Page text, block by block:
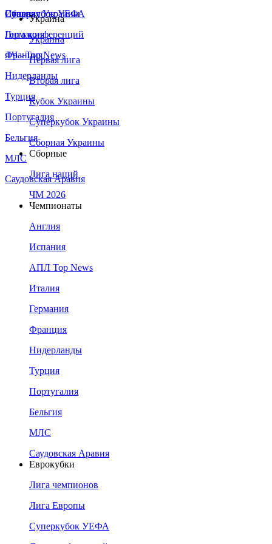
Сборная Украины
Италия
Германия
Франция
Нидерланды
Турция
Португалия
Бельгия
МЛС
Саудовская Аравия
Суперкубок УЕФА
Лига конференций
ЛЧ - Top News
Украина
Украина
Первая лига
Вторая лига
Кубок Украины
Суперкубок Украины
Сборная Украины
Сборные
Лига наций
ЧМ 2026
Чемпионаты
Англия
Испания
АПЛ Top News
Италия
Германия
Франция
Нидерланды
Турция
Португалия
Бельгия
МЛС
Саудовская Аравия
Еврокубки
Лига чемпионов
Лига Европы
Суперкубок УЕФА